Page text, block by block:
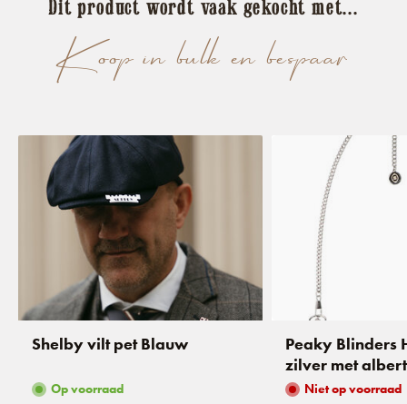
Koop in bulk en bespaar
Dit product wordt vaak gekocht met...
Shelby vilt pet Blauw
Op voorraad
Peaky Blinders
zilver met
Niet op voorraad